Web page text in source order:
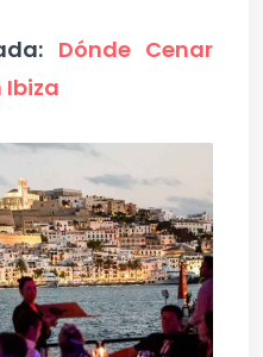
Dónde Cenar
Ibiza